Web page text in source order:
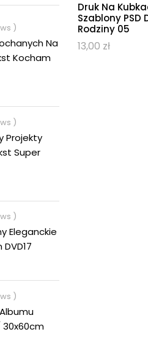
)
Na
Kocham
)
Projekty
Super
)
Eleganckie
)
30x60cm
Druk Na
Szablony PSD
Rodziny 05
13,00 zł